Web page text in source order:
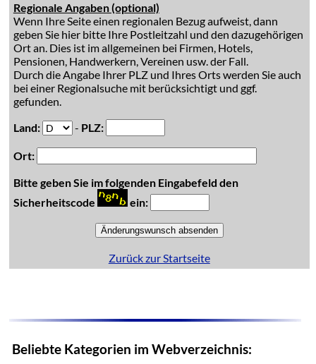
Regionale Angaben (optional)
Wenn Ihre Seite einen regionalen Bezug aufweist, dann
geben Sie hier bitte Ihre Postleitzahl und den dazugehörigen
Ort an. Dies ist im allgemeinen bei Firmen, Hotels,
Pensionen, Handwerkern, Vereinen usw. der Fall.
Durch die Angabe Ihrer PLZ und Ihres Orts werden Sie auch
bei einer Regionalsuche mit berücksichtigt und ggf.
gefunden.
Land:
- PLZ:
Ort:
Bitte geben Sie im folgenden Eingabefeld den
Sicherheitscode
ein:
Zurück zur Startseite
Beliebte Kategorien im Webverzeichnis: